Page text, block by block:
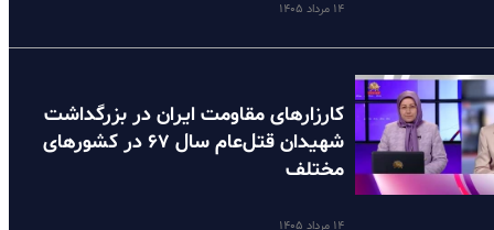
۱۴ مرداد ۱۴۰۵
کارزارهای مقاومت ایران در بزرگداشت
شهیدان قتل‌عام سال ۶۷ در کشورهای
مختلف
۱۴ مرداد ۱۴۰۵